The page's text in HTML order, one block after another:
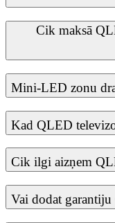
Cik maksā
Mini-LED zonu
Kad QLED
Cik ilgi aizņem
Vai dodat